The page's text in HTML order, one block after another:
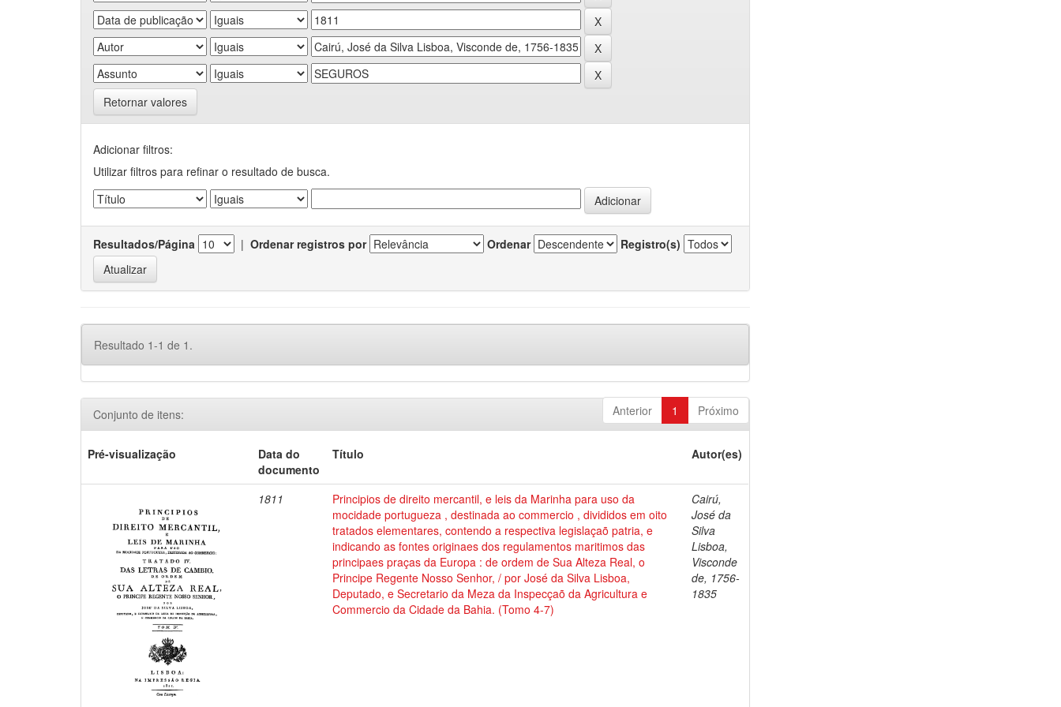
Retornar valores
Adicionar filtros:
Utilizar filtros para refinar o resultado de busca.
Resultados/Página | Ordenar registros por Ordenar Registro(s)
Resultado 1-1 de 1.
Anterior 1 Próximo
Conjunto de itens:
Pré-visualização
Data do
documento
Título Autor(es)
1811
Principios de direito mercantil, e leis da Marinha para uso da
mocidade portugueza , destinada ao commercio , divididos em oito
tratados elementares, contendo a respectiva legislaçaõ patria, e
indicando as fontes originaes dos regulamentos maritimos das
principaes praças da Europa : de ordem de Sua Alteza Real, o
Principe Regente Nosso Senhor, / por José da Silva Lisboa,
Deputado, e Secretario da Meza da Inspecçaõ da Agricultura e
Commercio da Cidade da Bahia. (Tomo 4-7)
Cairú,
José da
Silva
Lisboa,
Visconde
de, 1756-
1835